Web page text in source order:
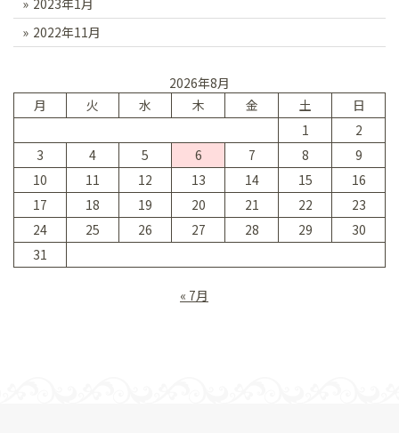
2022年11月
2026年8月
月
火 水 木 金 土
日
1
2
3
4 5 6 7 8
9
10
11 12 13 14 15
16
17
18 19 20 21 22
23
24
25 26 27 28 29
30
31
« 7月